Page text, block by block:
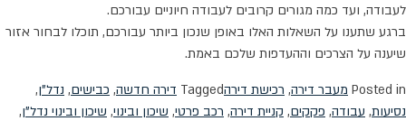
לעבודה, ועד כמה מגורים קרובים לעבודה חיוניים עבורכם.
ברגע שתענו על השאלות האלו באופן שנכון ביותר עבורכם, תוכלו לבחור אזור
שיענה על הצרכים וההעדפות שלכם באמת.
Posted in מעבר דירה, רכישת דירהTagged דירה חדשה, כבישים, נדל"ן,
נסיעות, עבודה, פקקים, קניית דירה, רכב פרטי, שיכון ובינוי, שיכון ובינוי נדל"ן,